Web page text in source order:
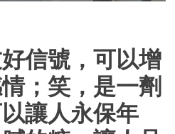
信號，可以增
；笑，是一劑
讓人永保年